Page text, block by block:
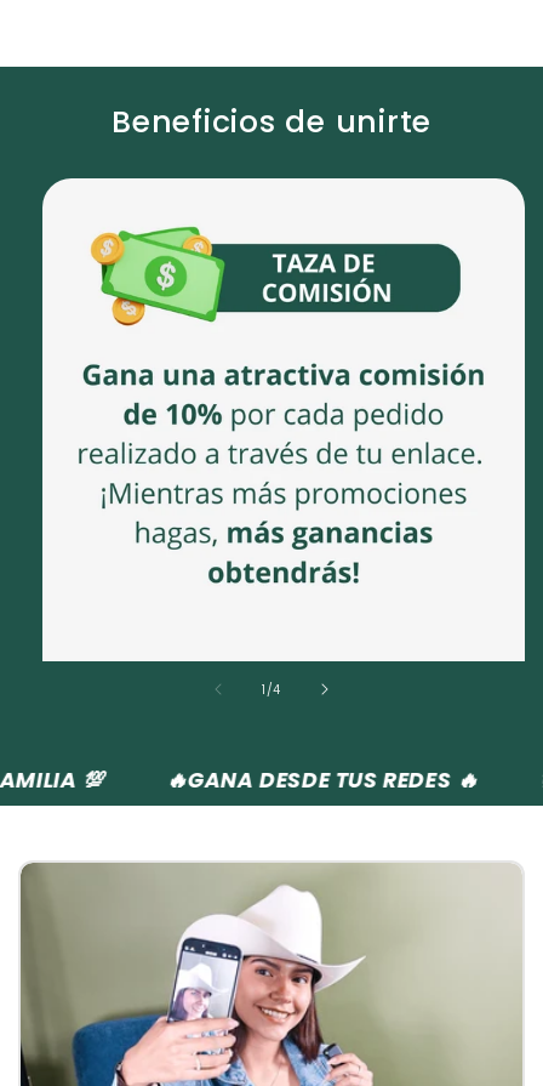
Beneficios de unirte
1 /de
4
💯 🔥GANA DESDE TUS REDES 🔥